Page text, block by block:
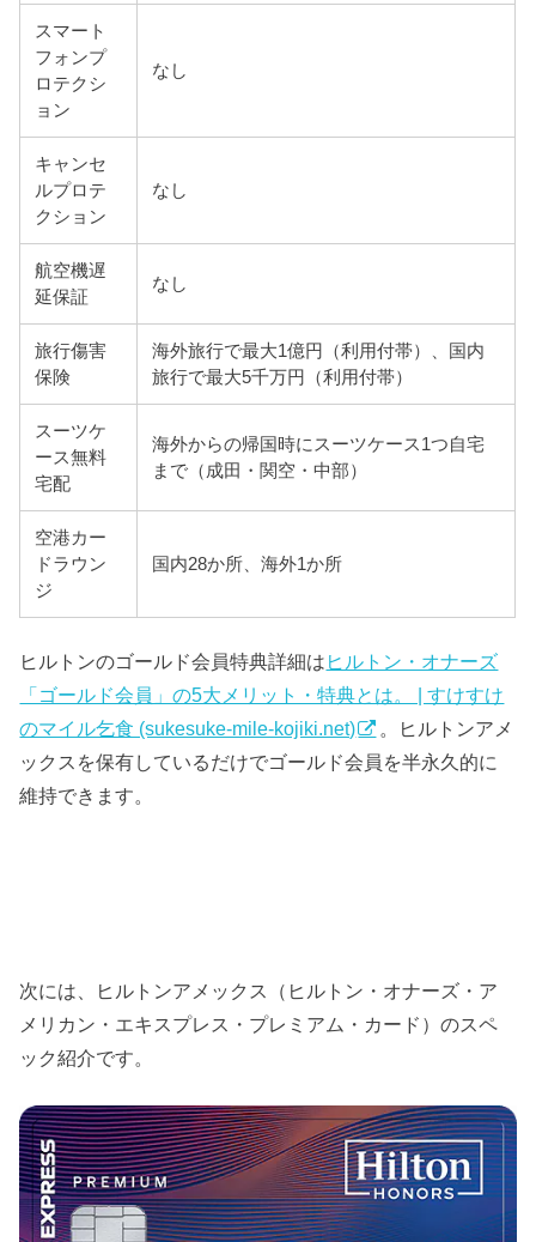
スマート
フォンプ
ロテクシ
ョン
なし
キャンセ
ルプロテ
クション
なし
航空機遅
延保証
なし
旅行傷害
保険
海外旅行で最大1億円（利用付帯）、国内
旅行で最大5千万円（利用付帯）
スーツケ
ース無料
宅配
海外からの帰国時にスーツケース1つ自宅
まで（成田・関空・中部）
空港カー
ドラウン
ジ
国内28か所、海外1か所
ヒルトンのゴールド会員特典詳細は ヒルトン・オナーズ
「ゴールド会員」の5大メリット・特典とは。 | すけすけ
のマイル乞食 (sukesuke-mile-kojiki.net)
。ヒルトンアメ
ックスを保有しているだけでゴールド会員を半永久的に
維持できます。
次には、ヒルトンアメックス（ヒルトン・オナーズ・ア
メリカン・エキスプレス・プレミアム・カード）のスペ
ック紹介です。